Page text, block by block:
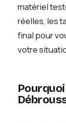
matériel
réelles, les
final pour
votre